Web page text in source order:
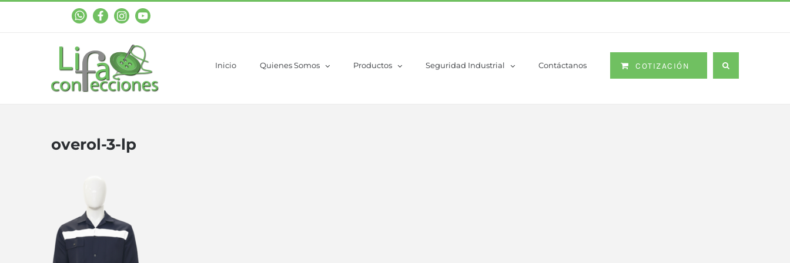
WhastAppFacebookInstagramYouTube
Inicio Quienes Somos Productos Seguridad Industrial Contáctanos COTIZACIÓN
overol-3-lp